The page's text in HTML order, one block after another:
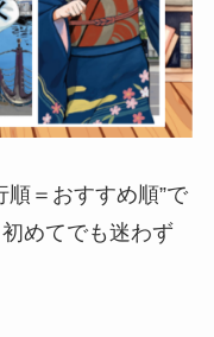
順＝おすすめ順”で
めてでも迷わず